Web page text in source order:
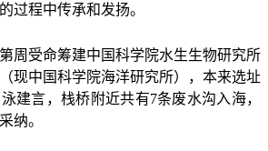
过程中传承和发扬。
周受命筹建中国科学院水生生物研究所
现中国科学院海洋研究所），本来选址
建言，栈桥附近共有7条废水沟入海，
纳。